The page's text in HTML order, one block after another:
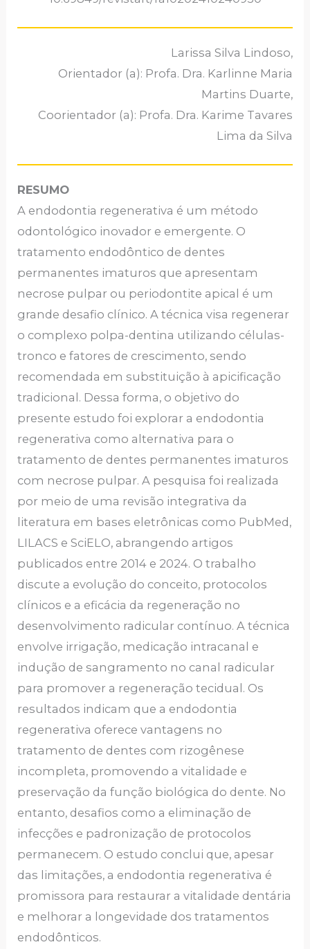
Larissa Silva Lindoso,
Orientador (a): Profa. Dra. Karlinne Maria
Martins Duarte,
Coorientador (a): Profa. Dra. Karime Tavares
Lima da Silva
RESUMO
A endodontia regenerativa é um método
odontológico inovador e emergente. O
tratamento endodôntico de dentes
permanentes imaturos que apresentam
necrose pulpar ou periodontite apical é um
grande desafio clínico. A técnica visa regenerar
o complexo polpa-dentina utilizando células-
tronco e fatores de crescimento, sendo
recomendada em substituição à apicificação
tradicional. Dessa forma, o objetivo do
presente estudo foi explorar a endodontia
regenerativa como alternativa para o
tratamento de dentes permanentes imaturos
com necrose pulpar. A pesquisa foi realizada
por meio de uma revisão integrativa da
literatura em bases eletrônicas como PubMed,
LILACS e SciELO, abrangendo artigos
publicados entre 2014 e 2024. O trabalho
discute a evolução do conceito, protocolos
clínicos e a eficácia da regeneração no
desenvolvimento radicular contínuo. A técnica
envolve irrigação, medicação intracanal e
indução de sangramento no canal radicular
para promover a regeneração tecidual. Os
resultados indicam que a endodontia
regenerativa oferece vantagens no
tratamento de dentes com rizogênese
incompleta, promovendo a vitalidade e
preservação da função biológica do dente. No
entanto, desafios como a eliminação de
infecções e padronização de protocolos
permanecem. O estudo conclui que, apesar
das limitações, a endodontia regenerativa é
promissora para restaurar a vitalidade dentária
e melhorar a longevidade dos tratamentos
endodônticos.